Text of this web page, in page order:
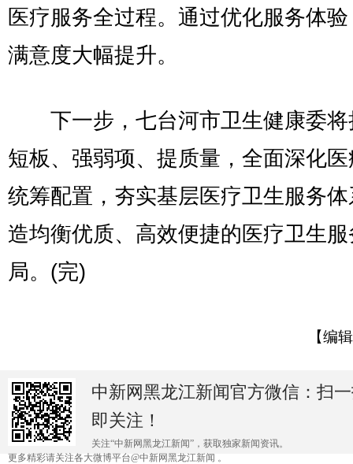
医疗服务全过程。通过优化服务体
满意度大幅提升。
下一步，七台河市卫生健康委将
短板、强弱项、提质量，全面深化
统筹配置，夯实基层医疗卫生服务
造均衡优质、高效便捷的医疗卫生
局。(完)
【编
中新网黑龙江新闻官方微信：扫
即关注！
关注“中新网黑龙江新闻”，获取独家新闻资讯。
更多精彩请关注各大微博平台@中新网黑龙江新闻 。